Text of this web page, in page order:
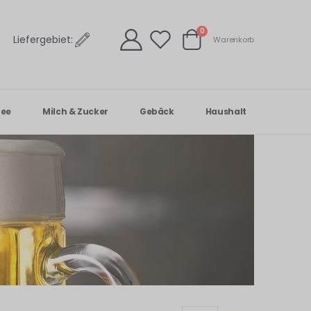
Liefergebiet: Warenkorb
0Artikel
Warenkorb
Milch & Zucker Gebäck Haushalt